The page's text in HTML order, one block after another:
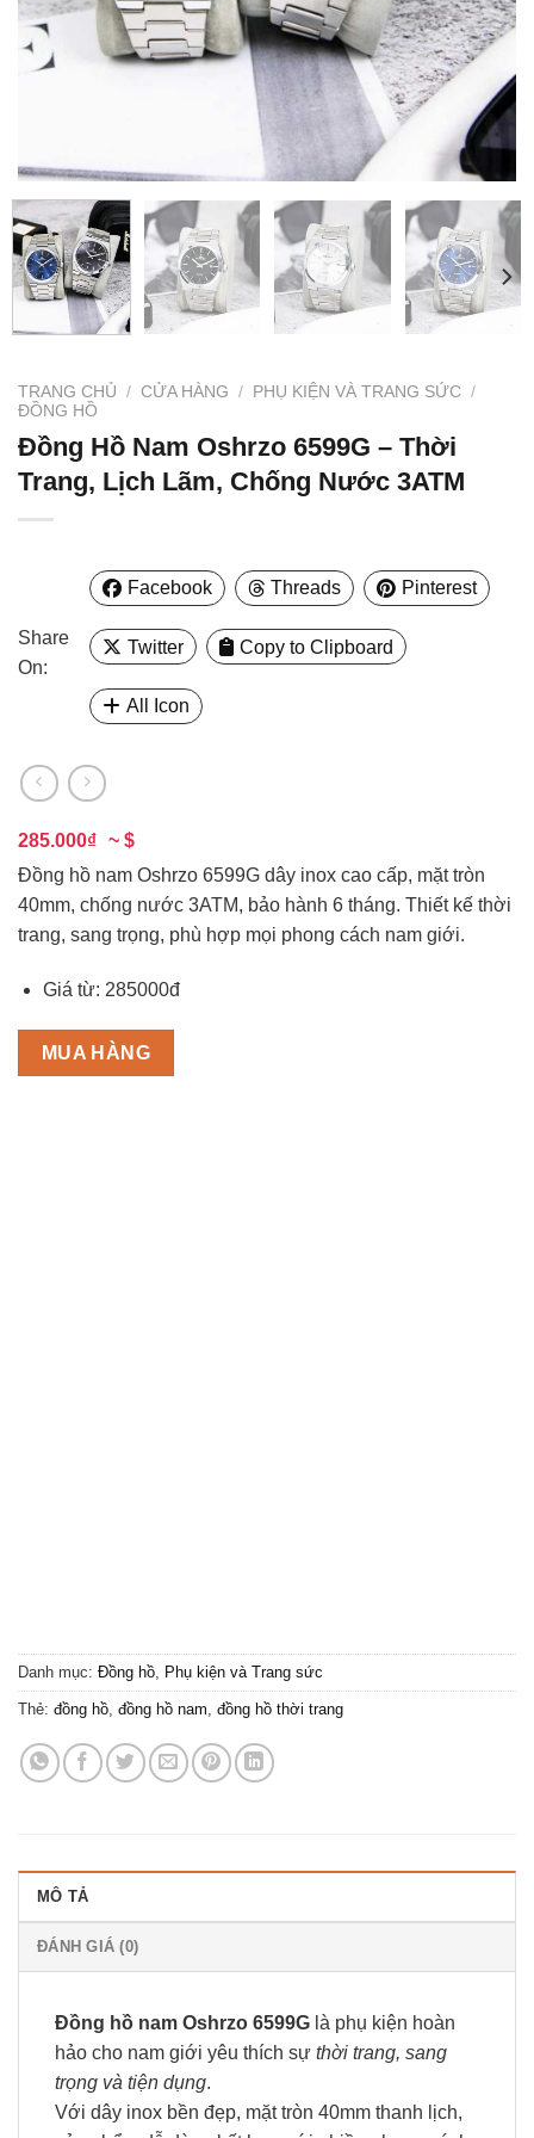
TRANG CHỦ / CỬA HÀNG / PHỤ KIỆN VÀ TRANG SỨC /
ĐỒNG HỒ
Đồng Hồ Nam Oshrzo 6599G – Thời
Trang, Lịch Lãm, Chống Nước 3ATM
Share
On:
Facebook Threads Pinterest
Twitter Copy to Clipboard
All Icon
285.000₫ ~ $
Đồng hồ nam Oshrzo 6599G dây inox cao cấp, mặt tròn
40mm, chống nước 3ATM, bảo hành 6 tháng. Thiết kế thời
trang, sang trọng, phù hợp mọi phong cách nam giới.
Giá từ: 285000đ
MUA HÀNG
Danh mục: Đồng hồ Phụ kiện và Trang sức
Thẻ: đồng hồ đồng hồ nam đồng hồ thời trang
MÔ TẢ
ĐÁNH GIÁ (0)
Đồng hồ nam Oshrzo 6599G là phụ kiện hoàn
hảo cho nam giới yêu thích sự thời trang, sang
trọng và tiện dụng.
Với dây inox bền đẹp, mặt tròn 40mm thanh lịch,